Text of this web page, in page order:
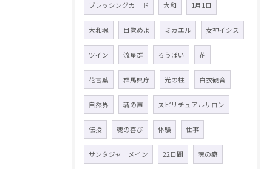
ブレッシングカード 大和 1月1日
大和魂 目覚めよ ミカエル 女神イシス
ツイン 流星群 ろうばい 花
花言葉 群馬県庁 光の柱 白衣観音
自然界 魂の声 スピリチュアルサロン
伝授 魂の喜び 体験 仕事
サンタジャーメイン 22日間 魂の癖